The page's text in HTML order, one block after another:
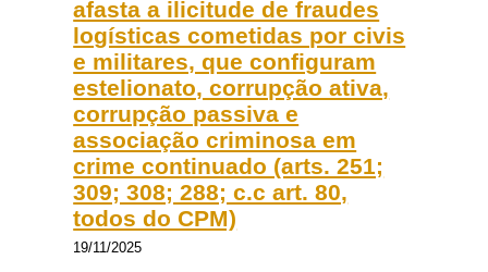
afasta a ilicitude de fraudes
logísticas cometidas por civis
e militares, que configuram
estelionato, corrupção ativa,
corrupção passiva e
associação criminosa em
crime continuado (arts. 251;
309; 308; 288; c.c art. 80,
todos do CPM)
19/11/2025